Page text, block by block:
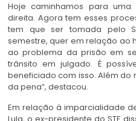
Hoje caminhamos para
direita. Agora tem esses
tem que ser tomada pelo
semestre, quer em relação ao
ao problema da prisão em
trânsito em julgado. É
beneficiado com isso. Além do
da pena”, destacou.
Em relação à imparcialidade